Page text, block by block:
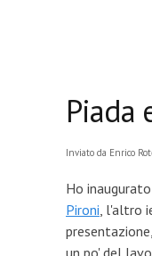
Piada
Inviato da Enrico
Ho
Pironi, l'altro
un po' del